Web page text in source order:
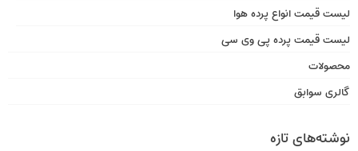
لیست قیمت انواع پرده هوا
لیست قیمت پرده پی وی سی
محصولات
گالری سوابق
نوشته‌های تازه